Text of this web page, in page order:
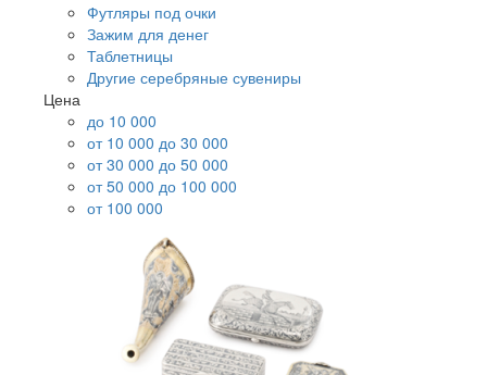
Футляры под очки
Зажим для денег
Таблетницы
Другие серебряные сувениры
Цена
до 10 000
от 10 000 до 30 000
от 30 000 до 50 000
от 50 000 до 100 000
от 100 000